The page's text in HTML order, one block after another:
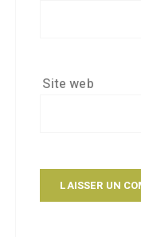
Site web